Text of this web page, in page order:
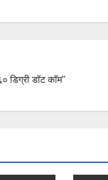
डिग्री डॉट कॉम"